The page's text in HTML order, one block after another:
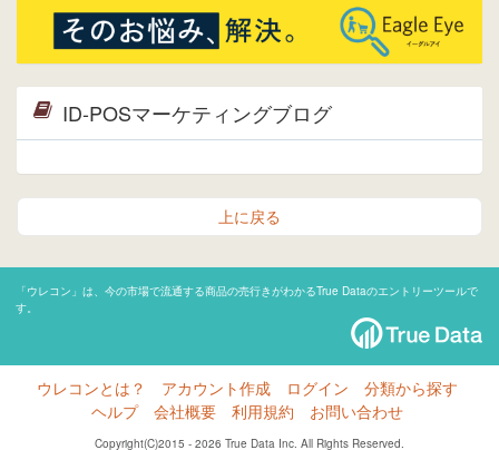
ID-POSマーケティングブログ
上に戻る
「ウレコン」は、今の市場で流通する商品の売行きがわかるTrue Dataのエントリーツールで
す。
ウレコンとは？ アカウント作成 ログイン
分類から探す
ヘルプ
会社概要 利用規約 お問い合わせ
Copyright(C)2015 - 2026 True Data Inc. All Rights Reserved.